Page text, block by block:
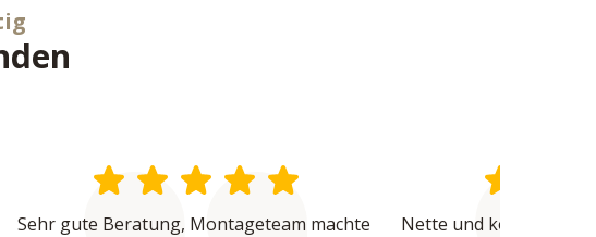
Sehr gute Beratung, Montageteam machte
Nette und kompetente